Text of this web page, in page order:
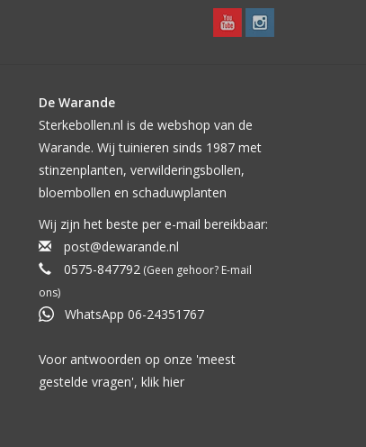
De Warande
Sterkebollen.nl is de webshop van de
Warande. Wij tuinieren sinds 1987 met
stinzenplanten, verwilderingsbollen,
bloembollen en schaduwplanten
Wij zijn het beste per e-mail bereikbaar:
post@dewarande.nl
0575-847792(Geen gehoor? E-mail
ons)
WhatsApp 06-24351767
Voor antwoorden op onze 'meest
gestelde vragen', klik hier